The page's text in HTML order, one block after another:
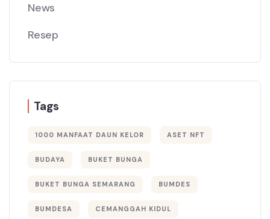
News
Resep
Tags
1000 MANFAAT DAUN KELOR ASET NFT
BUDAYA BUKET BUNGA
BUKET BUNGA SEMARANG BUMDES
BUMDESA CEMANGGAH KIDUL